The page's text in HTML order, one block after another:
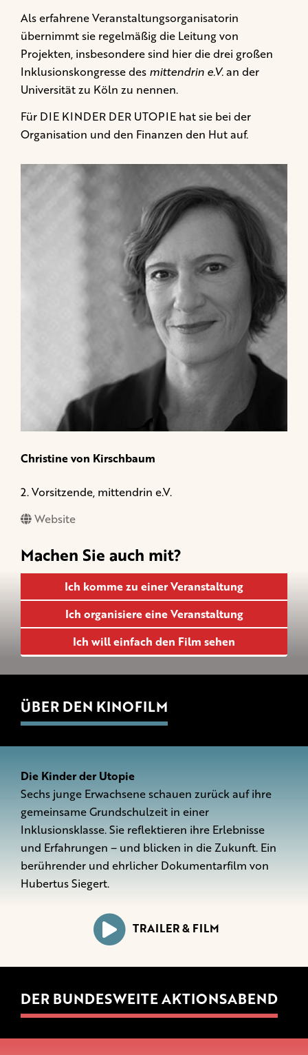
Als erfahrene Veranstaltungsorganisatorin
übernimmt sie regelmäßig die Leitung von
Projekten, insbesondere sind hier die drei großen
Inklusionskongresse des mittendrin e.V.an der
Universität zu Köln zu nennen.
Für DIE KINDER DER UTOPIE hat sie bei der
Organisation und den Finanzen den Hut auf.
Christine von Kirschbaum
2. Vorsitzende, mittendrin e.V.
Website
Machen Sie auch mit?
Ich komme zu einer Veranstaltung
Ich organisiere eine Veranstaltung
Ich will einfach den Film sehen
ÜBER DEN KINOFILM
Die Kinder der Utopie
Sechs junge Erwachsene schauen zurück auf ihre
gemeinsame Grundschulzeit in einer
Inklusionsklasse. Sie reflektieren ihre Erlebnisse
und Erfahrungen – und blicken in die Zukunft. Ein
berührender und ehrlicher Dokumentarfilm von
Hubertus Siegert.
TRAILER & FILM
DER BUNDESWEITE AKTIONSABEND